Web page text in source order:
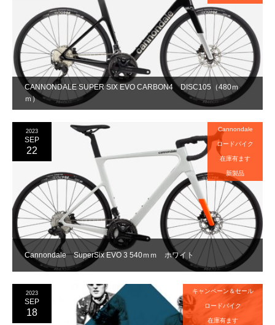
CANNONDALE SUPER SIX EVO CARBON4 DISC105（480ｍ
ｍ）
Cannondale SuperSix EVO 3 540ｍｍ ホワイト
2023
SEP
22
Cannondale
ロードバイク
在庫有ます
新製品
2023
SEP
18
キャンペーン＆セール
ロードバイク
在庫有ます